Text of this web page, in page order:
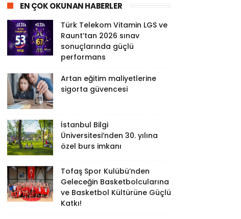
EN ÇOK OKUNAN HABERLER
Türk Telekom Vitamin LGS ve
Raunt’tan 2026 sınav
sonuçlarında güçlü
performans
Artan eğitim maliyetlerine
sigorta güvencesi
İstanbul Bilgi
Üniversitesi’nden 30. yılına
özel burs imkanı
Tofaş Spor Kulübü’nden
Geleceğin Basketbolcularına
ve Basketbol Kültürüne Güçlü
Katkı!